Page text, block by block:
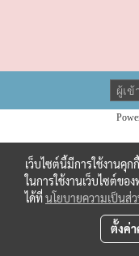
ผู้เ
เว็บไซต์นี้มีการใช้งานคุ
ในการใช้งานเว็บไซต์ขอ
ได้ที่นโยบายความเป็นส่
ตั้งค่